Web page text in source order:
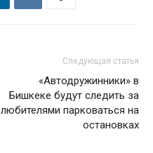
Следующая статья
«Автодружинники» в
Бишкеке будут следить за
любителями парковаться на
остановках